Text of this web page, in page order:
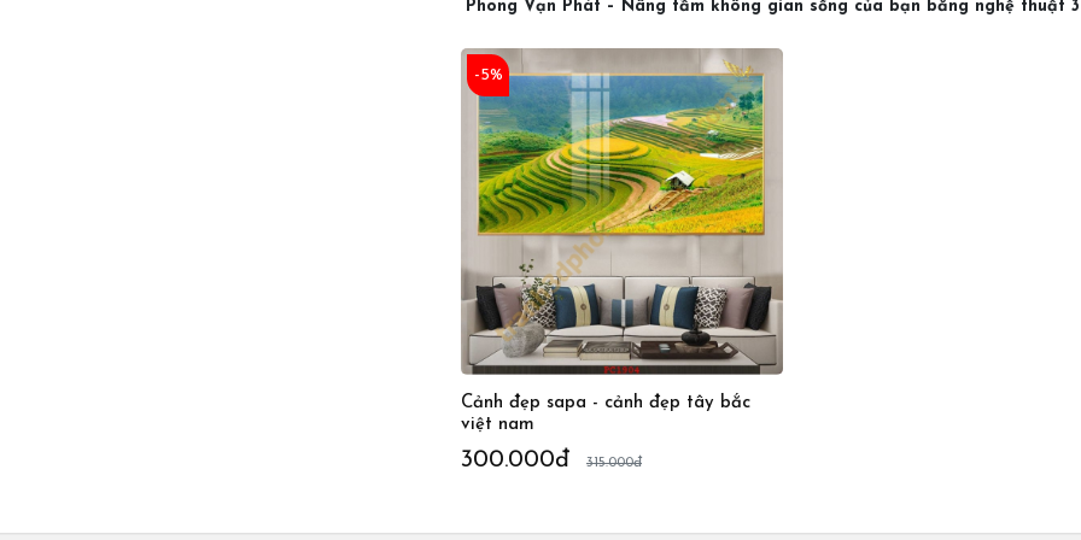
Phong Vạn Phát – Nâng tầm không gian sống của bạn bằng nghệ thuật
-5%
Cảnh đẹp sapa - cảnh đẹp tây bắc
việt nam
300.000đ 315.000đ